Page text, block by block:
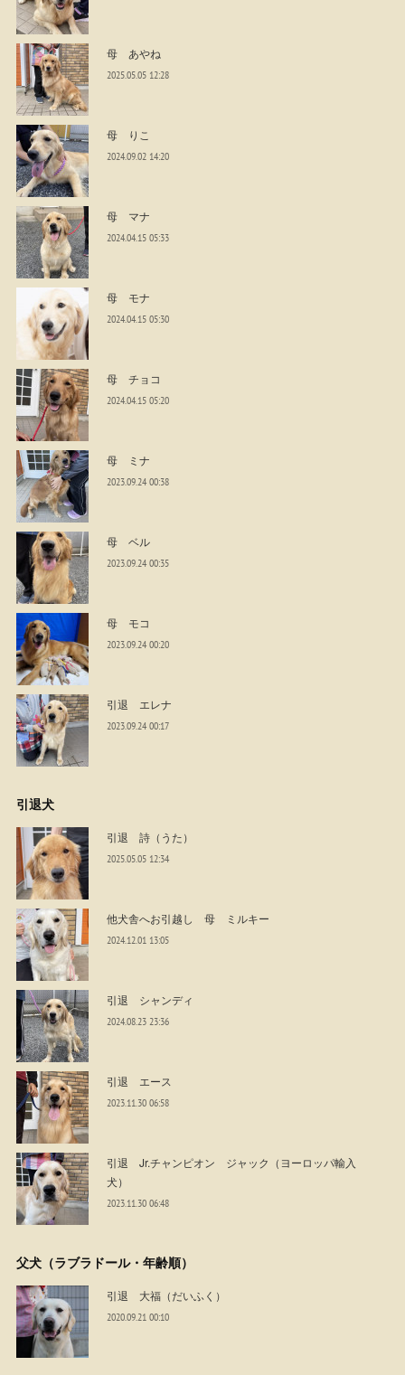
母 あやね
2025.05.05 12:28
母 りこ
2024.09.02 14:20
母 マナ
2024.04.15 05:33
母 モナ
2024.04.15 05:30
母 チョコ
2024.04.15 05:20
母 ミナ
2023.09.24 00:38
母 ベル
2023.09.24 00:35
母 モコ
2023.09.24 00:20
引退 エレナ
2023.09.24 00:17
引退犬
引退 詩（うた）
2025.05.05 12:34
他犬舎へお引越し 母 ミルキー
2024.12.01 13:05
引退 シャンディ
2024.08.23 23:36
引退 エース
2023.11.30 06:58
引退 Jr.チャンピオン ジャック（ヨーロッパ輸入
犬）
2023.11.30 06:48
父犬（ラブラドール・年齢順）
引退 大福（だいふく）
2020.09.21 00:10